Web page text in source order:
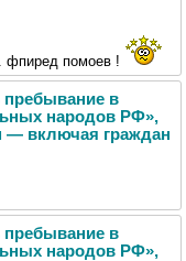
фпиред помоев !
пребывание в
народов РФ»,
— включая граждан
пребывание в
народов РФ»,